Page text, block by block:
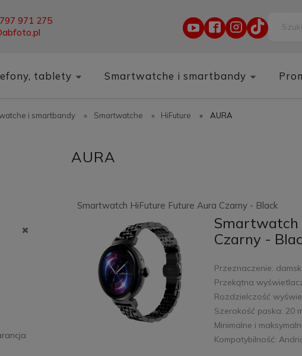
971 275
tablety Smartwatche i smartbandy
i smartbandy » Smartwatche » HiFuture » AURA
AURA
Smartwatch HiFuture Future Aura Czarny - Black
Smartwatch
Czarny -
Przeznaczenie: damski
Przekątna
Rozdzielczość
Szerokość paska: 20
Minimalne i
Kompatybilność: